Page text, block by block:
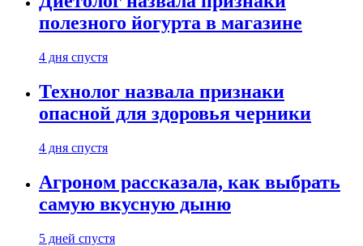
полезного йогурта в магазине
4 дня спустя
Технолог назвала признаки
опасной для здоровья черники
4 дня спустя
Агроном рассказала, как выбрать
самую вкусную дыню
5 дней спустя